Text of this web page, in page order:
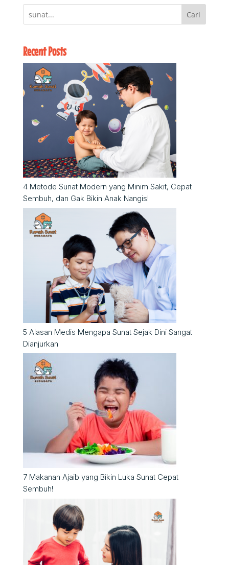
Cari
Recent Posts
4 Metode Sunat Modern yang Minim Sakit, Cepat
Sembuh, dan Gak Bikin Anak Nangis!
5 Alasan Medis Mengapa Sunat Sejak Dini Sangat
Dianjurkan
7 Makanan Ajaib yang Bikin Luka Sunat Cepat
Sembuh!